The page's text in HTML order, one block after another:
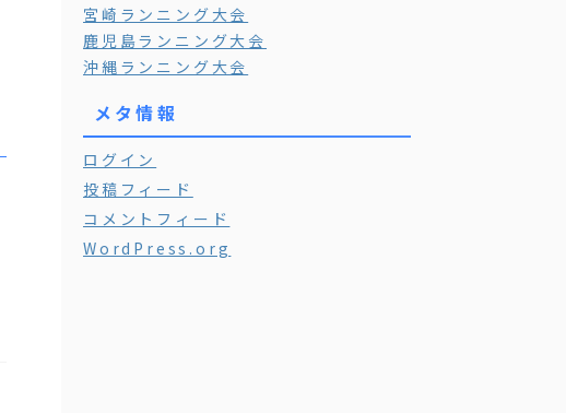
宮崎ランニング大会
鹿児島ランニング大会
沖縄ランニング大会
メタ情報
ログイン
投稿フィード
コメントフィード
WordPress.org